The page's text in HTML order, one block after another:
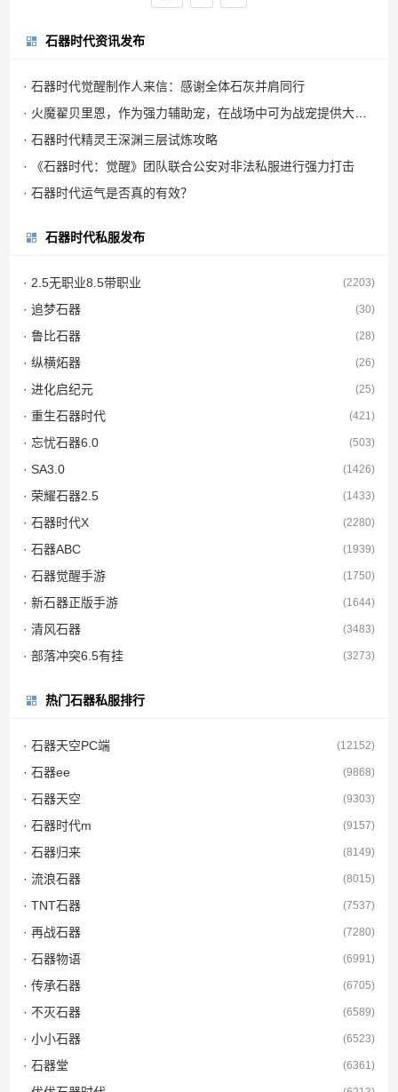
石器时代资讯发布
· 石器时代觉醒制作人来信：感谢全体石灰并肩同行
· 石器时代精灵王深渊三层试炼攻略
· 《石器时代：觉醒》团队联合公安对非法私服进行强力打击
· 石器时代运气是否真的有效？
石器时代私服发布
· 2.5无职业8.5带职业 (2203)
· 追梦石器 (30)
· 鲁比石器 (28)
· 纵横炻器 (26)
· 进化启纪元 (25)
· 重生石器时代 (421)
· 忘忧石器6.0 (503)
· SA3.0 (1426)
· 荣耀石器2.5 (1433)
· 石器时代X (2280)
· 石器ABC (1939)
· 石器觉醒手游 (1750)
· 新石器正版手游 (1644)
· 清风石器 (3483)
· 部落冲突6.5有挂 (3273)
热门石器私服排行
· 石器天空PC端 (12152)
· 石器ee (9868)
· 石器天空 (9303)
· 石器时代m (9157)
· 石器归来 (8149)
· 流浪石器 (8015)
· TNT石器 (7537)
· 再战石器 (7280)
· 石器物语 (6991)
· 传承石器 (6705)
· 不灭石器 (6589)
· 小小石器 (6523)
· 石器堂 (6361)